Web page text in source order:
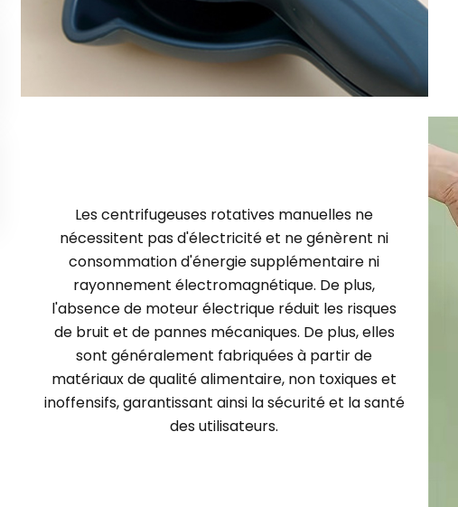
Les centrifugeuses rotatives manuelles ne
nécessitent pas d'électricité et ne génèrent ni
consommation d'énergie supplémentaire ni
rayonnement électromagnétique. De plus,
l'absence de moteur électrique réduit les risques
de bruit et de pannes mécaniques. De plus, elles
sont généralement fabriquées à partir de
matériaux de qualité alimentaire, non toxiques et
inoffensifs, garantissant ainsi la sécurité et la santé
des utilisateurs.